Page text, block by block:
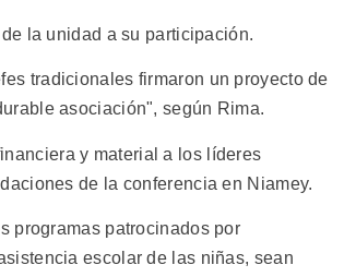
la unidad a su participación.
tradicionales firmaron un proyecto de
asociación", según Rima.
y material a los líderes
de la conferencia en Niamey.
programas patrocinados por
escolar de las niñas, sean